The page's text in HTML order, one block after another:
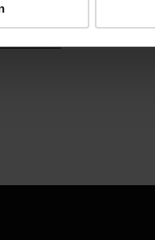
21019570